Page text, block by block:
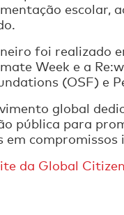
foi realizado
Week e a
(OSF) e
global
pública para
da Global Citizen